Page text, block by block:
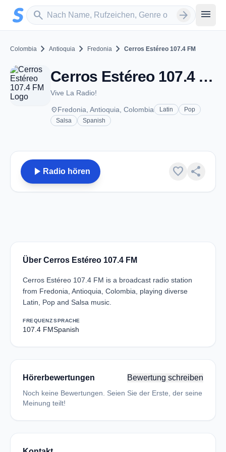
Zum Hauptinhalt springen
search
Sender suchen arrow_forward menu
Colombia chevron_right Antioquia chevron_right Fredonia chevron_right Cerros Estéreo 107.4 FM
Cerros Estéreo 107.4 FM - FM 107.4 - Fredonia
Vive La Radio!
placeFredonia, Antioquia, Colombia Latin
Pop
Salsa
Spanish
play_arrow Radio hören favorite share
Über Cerros Estéreo 107.4 FM
Cerros Estéreo 107.4 FM is a broadcast radio station
from Fredonia, Antioquia, Colombia, playing diverse
Latin, Pop and Salsa music.
FREQUENZ
107.4 FM
SPRACHE
Spanish
Hörerbewertungen Bewertung schreiben
Noch keine Bewertungen. Seien Sie der Erste, der seine
Meinung teilt!